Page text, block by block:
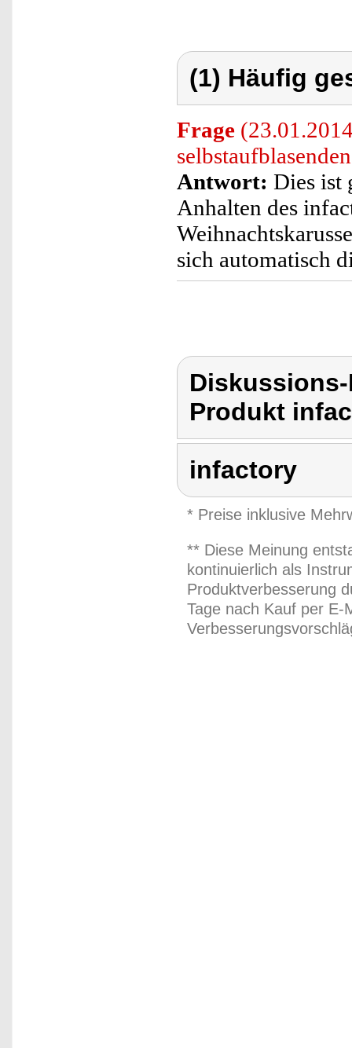
(1) Häufig
Frage
Antwort: Dies ist
Anhalten des
sich automatisch
Produkt
infactory
* Preise inklusive
** Diese Meinung
kontinuierlich als
Produktverbesserung
Tage nach Kauf per E-